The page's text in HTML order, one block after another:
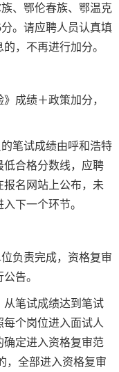
、鄂伦春族、鄂温克
。请应聘人员认真填
，不再进行加分。
成绩＋政策加分，
笔试成绩由呼和浩特
低合格分数线，应聘
报名网站上公布，未
下一个环节。
负责完成，资格复审
告。
从笔试成绩达到笔试
个岗位进入面试人
确定进入资格复审范
，全部进入资格复审